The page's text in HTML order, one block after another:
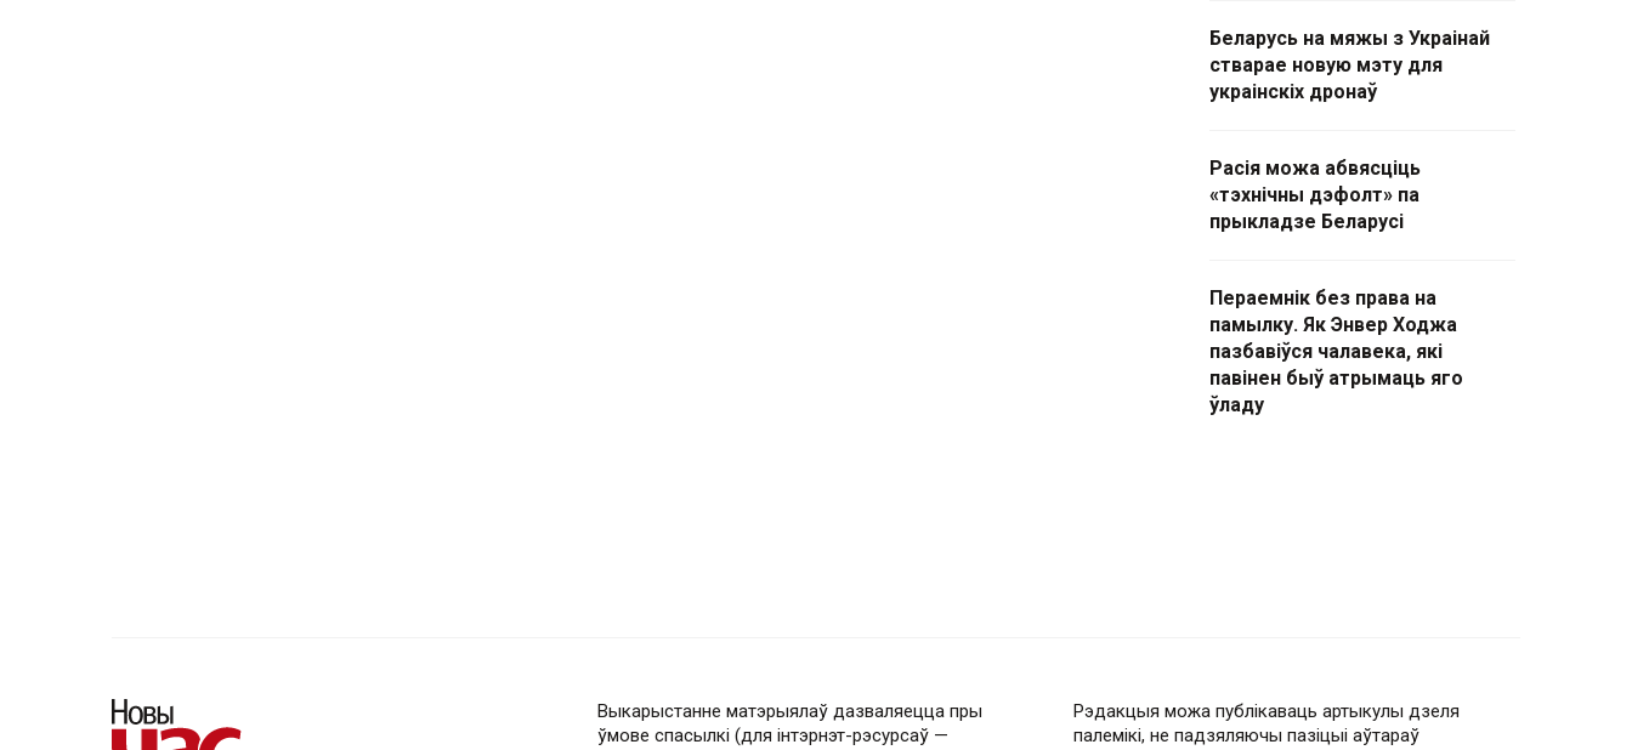
Беларусь на мяжы з Украінай
стварае новую мэту для
украінскіх дронаў
Расія можа абвясціць
«тэхнічны дэфолт» па
прыкладзе Беларусі
Пераемнік без права на
памылку. Як Энвер Ходжа
пазбавіўся чалавека, які
павінен быў атрымаць яго
ўладу
Выкарыстанне матэрыялаў дазваляецца пры
ўмове спасылкі (для інтэрнэт-рэсурсаў —
Рэдакцыя можа публікаваць артыкулы дзеля
палемікі, не падзяляючы пазіцыі аўтараў